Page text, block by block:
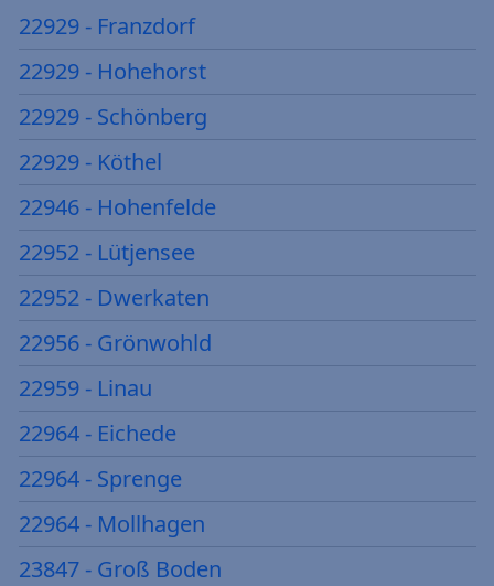
22929 - Franzdorf
22929 - Hohehorst
22929 - Schönberg
22929 - Köthel
22946 - Hohenfelde
22952 - Lütjensee
22952 - Dwerkaten
22956 - Grönwohld
22959 - Linau
22964 - Eichede
22964 - Sprenge
22964 - Mollhagen
23847 - Groß Boden